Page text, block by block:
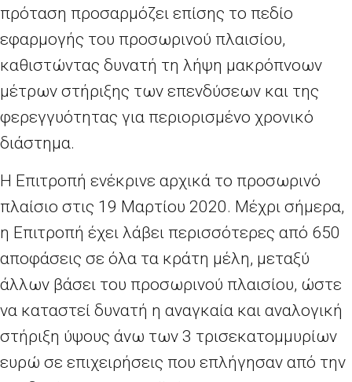
πρόταση προσαρμόζει επίσης το πεδίο
εφαρμογής του προσωρινού πλαισίου,
καθιστώντας δυνατή τη λήψη μακρόπνοων
μέτρων στήριξης των επενδύσεων και της
φερεγγυότητας για περιορισμένο χρονικό
διάστημα.
Η Επιτροπή ενέκρινε αρχικά το προσωρινό
πλαίσιο στις 19 Μαρτίου 2020. Μέχρι σήμερα,
η Επιτροπή έχει λάβει περισσότερες από 650
αποφάσεις σε όλα τα κράτη μέλη, μεταξύ
άλλων βάσει του προσωρινού πλαισίου, ώστε
να καταστεί δυνατή η αναγκαία και αναλογική
στήριξη ύψους άνω των 3 τρισεκατομμυρίων
ευρώ σε επιχειρήσεις που επλήγησαν από την